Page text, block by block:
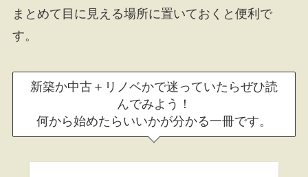
まとめて目に見える場所に置いておくと便利で
す。
新築か中古＋リノベかで迷っていたらぜひ読
んでみよう！
何から始めたらいいかが分かる一冊です。